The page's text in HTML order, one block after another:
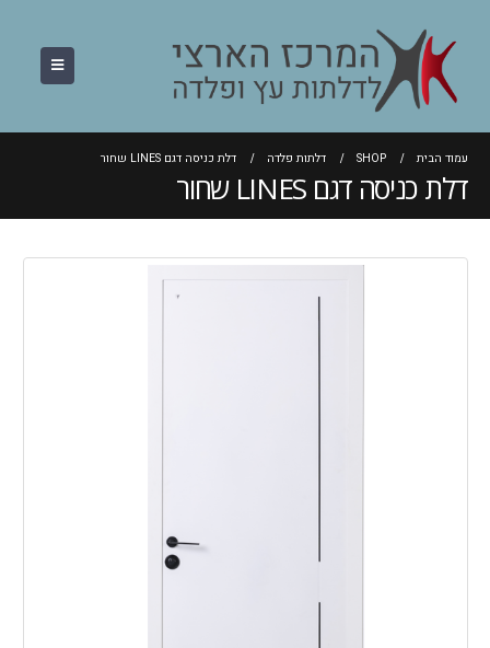
עמוד הבית SHOP דלתות פלדה דלת כניסה דגם LINES שחור
דלת כניסה דגם LINES שחור